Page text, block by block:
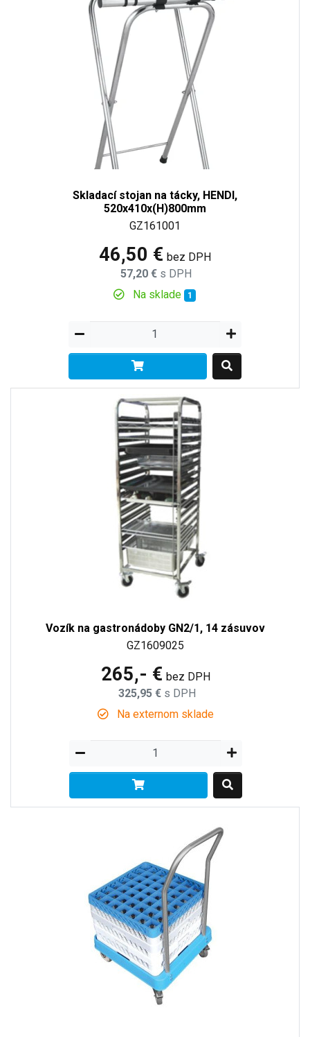
Skladací stojan na tácky, HENDI,
520x410x(H)800mm
GZ161001
46,50 € bez DPH
57,20 € s DPH
Na sklade 1
Vozík na gastronádoby GN2/1, 14 zásuvov
GZ1609025
265,- € bez DPH
325,95 € s DPH
Na externom sklade